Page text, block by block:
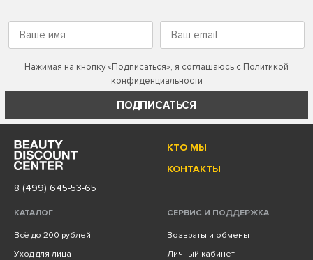
Нажимая на кнопку «Подписаться», я соглашаюсь с Политикой
конфиденциальности
ПОДПИСАТЬСЯ
КТО МЫ
КОНТАКТЫ
8 (499) 645-53-65
КАТАЛОГ
Всё до 200 рублей
Уход для лица
СЕРВИС И ПОДДЕРЖКА
Возвраты и обмены
Личный кабинет